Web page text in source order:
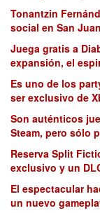
Tonantzin
social en San
Juega gratis a
expansión, el
Es uno de los
ser exclusivo de
Son auténticos
Steam, pero sólo
Reserva Split
exclusivo y un
El espectacular
un nuevo